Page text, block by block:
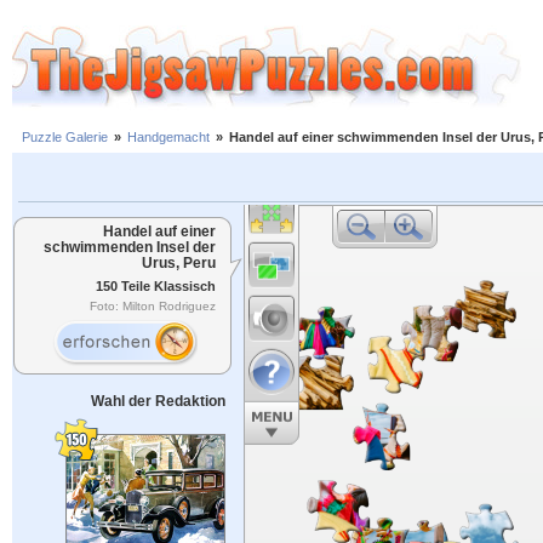
Puzzle Galerie » Handgemacht » Handel auf einer schwimmenden Insel der Urus,
Handel auf einer
schwimmenden Insel der
Urus, Peru
150 Teile Klassisch
Foto: Milton Rodriguez
Wahl der Redaktion